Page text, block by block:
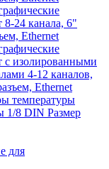
24 канала, 6"
Ethernet
с изолированными
4-12 каналов,
Ethernet
температуры
1/8 DIN Размер
для